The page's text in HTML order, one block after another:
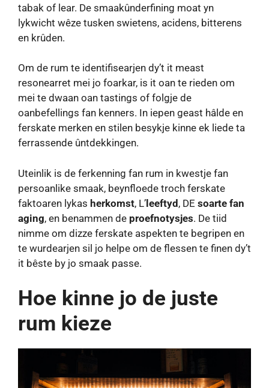
tabak of lear. De smaakûnderfining moat yn
lykwicht wêze tusken swietens, acidens, bitterens
en krûden.
Om de rum te identifisearjen dy’t it meast
resonearret mei jo foarkar, is it oan te rieden om
mei te dwaan oan tastings of folgje de
oanbefellings fan kenners. In iepen geast hâlde en
ferskate merken en stilen besykje kinne ek liede ta
ferrassende ûntdekkingen.
Uteinlik is de ferkenning fan rum in kwestje fan
persoanlike smaak, beynfloede troch ferskate
faktoaren lykas herkomst, L’leeftyd, DE soarte fan
aging, en benammen de proefnotysjes. De tiid
nimme om dizze ferskate aspekten te begripen en
te wurdearjen sil jo helpe om de flessen te finen dy’t
it bêste by jo smaak passe.
Hoe kinne jo de juste
rum kieze